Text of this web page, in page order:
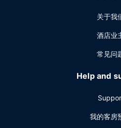
关于我
酒店业
常见问
Help and
我的客房